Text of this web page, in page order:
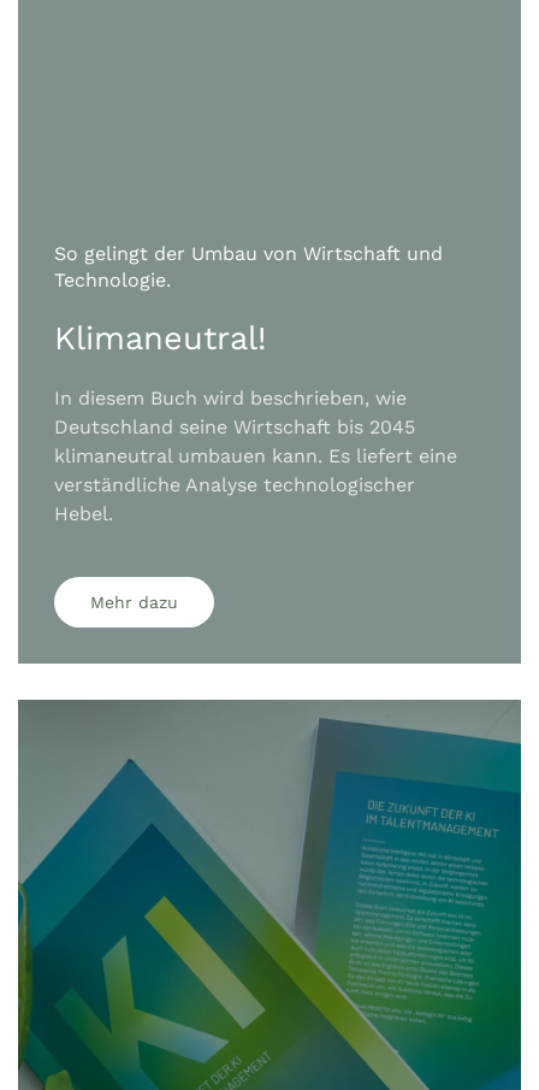
So gelingt der Umbau von Wirtschaft und
Technologie.
Klimaneutral!
In diesem Buch wird beschrieben, wie
Deutschland seine Wirtschaft bis 2045
klimaneutral umbauen kann. Es liefert eine
verständliche Analyse technologischer
Hebel.
Mehr dazu